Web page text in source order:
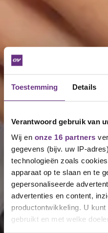
Toestemming Details
Verantwoord gebruik van
Wij en onze 16 partners
gegevens (bijv. uw IP-
technologieën zoals
apparaat op te slaan en te
gepersonaliseerde
advertenties en content,
productontwikkeling. U
gebruikt en met welke